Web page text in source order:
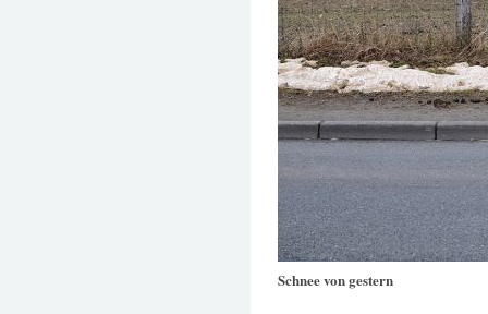
Schnee von gestern